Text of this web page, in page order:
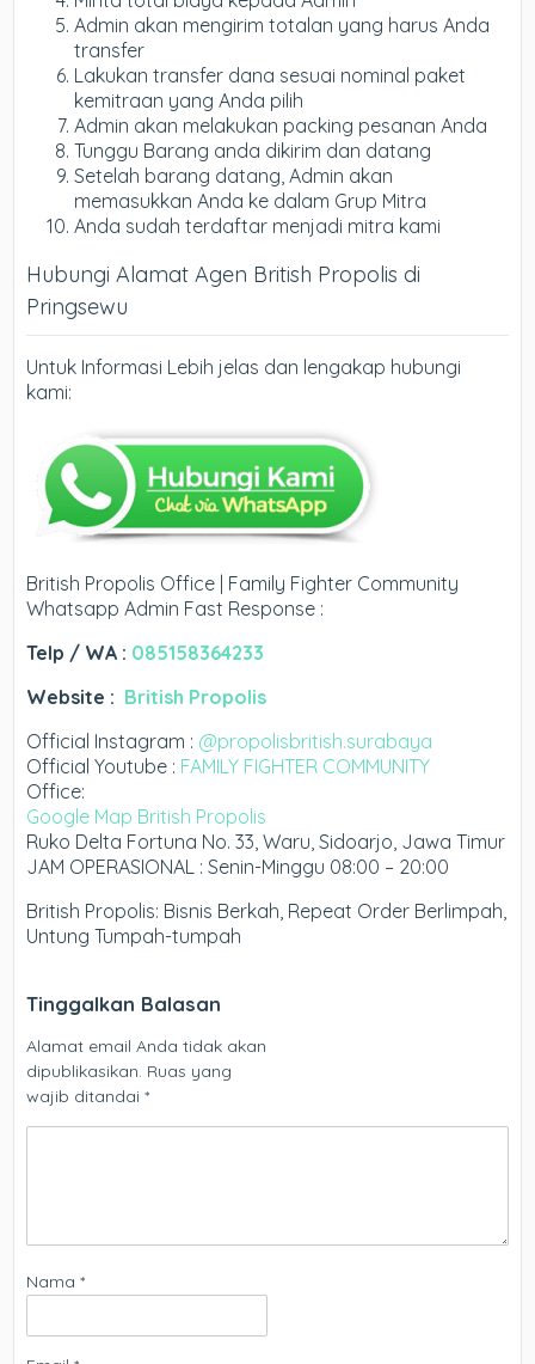
Admin akan mengirim totalan yang harus Anda
transfer
Lakukan transfer dana sesuai nominal paket
kemitraan yang Anda pilih
Admin akan melakukan packing pesanan Anda
Tunggu Barang anda dikirim dan datang
Setelah barang datang, Admin akan
memasukkan Anda ke dalam Grup Mitra
Anda sudah terdaftar menjadi mitra kami
Hubungi Alamat Agen British Propolis di
Pringsewu
Untuk Informasi Lebih jelas dan lengakap hubungi
kami:
British Propolis Office | Family Fighter Community
Whatsapp Admin Fast Response :
Telp / WA : 085158364233
Website : British Propolis
Official Instagram : @propolisbritish.surabaya
Official Youtube : FAMILY FIGHTER COMMUNITY
Office:
Google Map British Propolis
Ruko Delta Fortuna No. 33, Waru, Sidoarjo, Jawa Timur
JAM OPERASIONAL : Senin-Minggu 08:00 – 20:00
British Propolis: Bisnis Berkah, Repeat Order Berlimpah,
Untung Tumpah-tumpah
Tinggalkan Balasan
Alamat email Anda tidak akan
dipublikasikan. Ruas yang
wajib ditandai*
Nama*